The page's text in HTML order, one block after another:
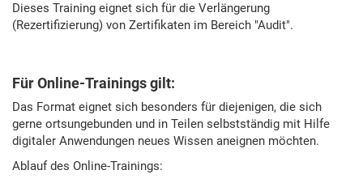
Dieses Training eignet sich für die Verlängerung
(Rezertifizierung) von Zertifikaten im Bereich "Audit".
Für Online-Trainings gilt:
Das Format eignet sich besonders für diejenigen, die sich
gerne ortsungebunden und in Teilen selbstständig mit Hilfe
digitaler Anwendungen neues Wissen aneignen möchten.
Ablauf des Online-Trainings: